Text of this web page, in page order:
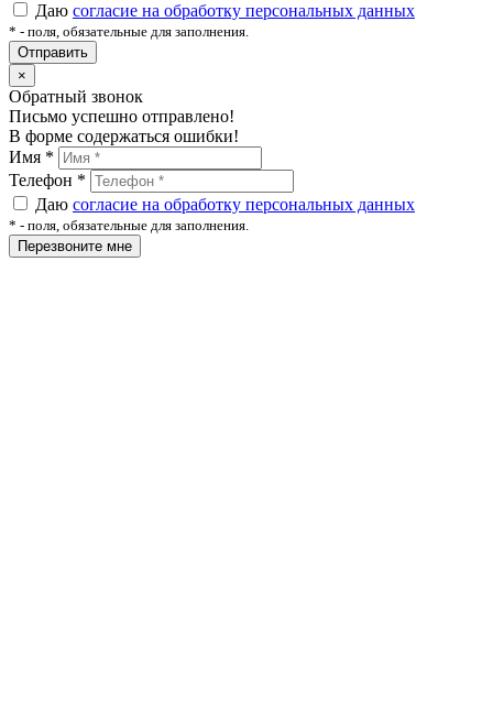
Даю согласие на обработку персональных данных
* - поля, обязательные для заполнения.
Отправить
×
Обратный звонок
Письмо успешно отправлено!
В форме содержаться ошибки!
Имя *
Телефон *
Даю согласие на обработку персональных данных
* - поля, обязательные для заполнения.
Перезвоните мне